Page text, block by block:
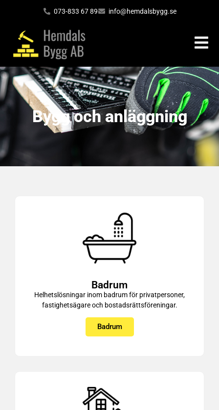
073-833 67 89 info@hemdalsbygg.se
Bygg och anläggning
Badrum
Helhetslösningar inom badrum för privatpersoner,
fastighetsägare och bostadsrättsföreningar.
Badrum